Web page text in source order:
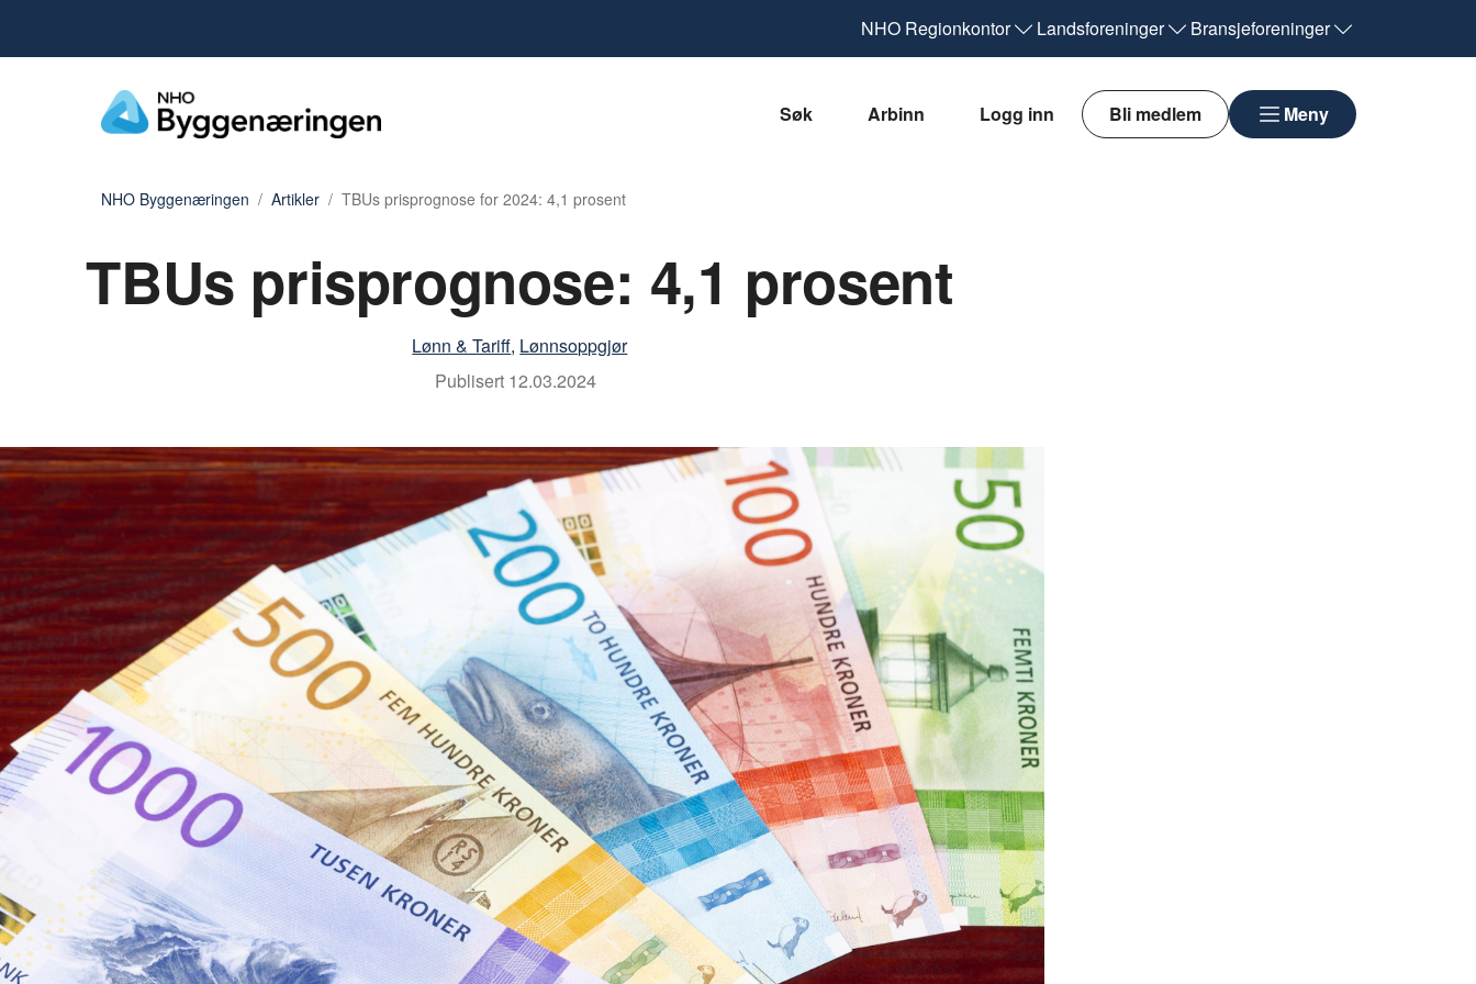
NHO Regionkontor Landsforeninger Bransjeforeninger
Søk Arbinn Logg inn Bli medlem Meny
NHO Byggenæringen Artikler TBUs prisprognose for 2024: 4,1 prosent
TBUs prisprognose: 4,1 prosent
Lønn & Tariff, Lønnsoppgjør
Publisert 12.03.2024